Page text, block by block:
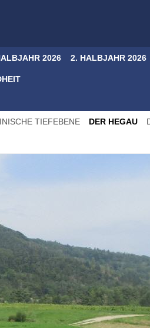
2026 2. HALBJAHR 2026
TIEFEBENE DER HEGAU